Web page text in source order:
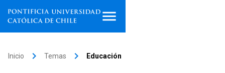
Inicio keyboard_arrow_right Temas keyboard_arrow_right Educación